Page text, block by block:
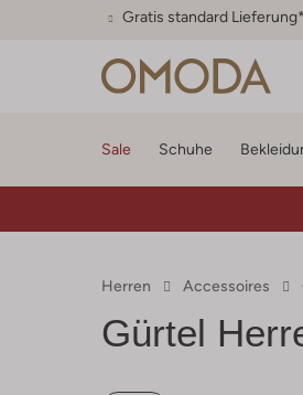
Gratis standard Lieferung*
Sale Schuhe
Herren Accessoires
Gürtel